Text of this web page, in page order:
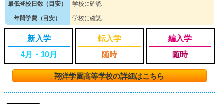
最低登校日数（目安） 学校に確認
年間学費（目安） 学校に確認
新入学
4月・10月
転入学
随時
編入学
随時
翔洋学園高等学校の詳細はこちら